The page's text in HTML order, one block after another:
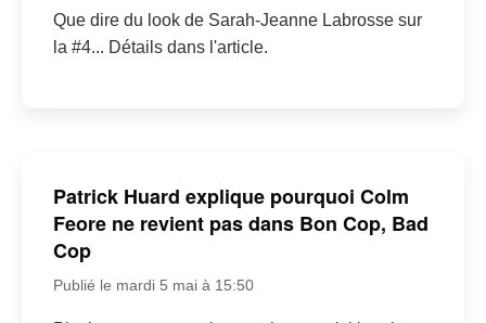
Que dire du look de Sarah-Jeanne Labrosse sur
la #4... Détails dans l'article.
Patrick Huard explique pourquoi Colm
Feore ne revient pas dans Bon Cop, Bad
Cop
Publié le mardi 5 mai à 15:50